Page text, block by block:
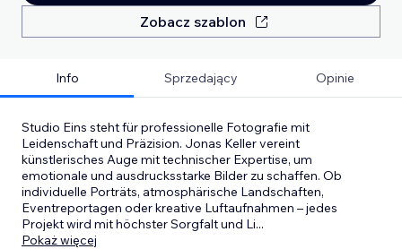
Zobacz szablon
Info Sprzedający Opinie
Studio Eins steht für professionelle Fotografie mit
Leidenschaft und Präzision. Jonas Keller vereint
künstlerisches Auge mit technischer Expertise, um
emotionale und ausdrucksstarke Bilder zu schaffen. Ob
individuelle Porträts, atmosphärische Landschaften,
Eventreportagen oder kreative Luftaufnahmen – jedes
Projekt wird mit höchster Sorgfalt und Li...
Pokaż więcej